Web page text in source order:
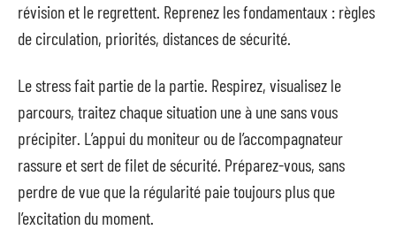
révision et le regrettent. Reprenez les fondamentaux : règles
de circulation, priorités, distances de sécurité.
Le stress fait partie de la partie. Respirez, visualisez le
parcours, traitez chaque situation une à une sans vous
précipiter. L’appui du moniteur ou de l’accompagnateur
rassure et sert de filet de sécurité. Préparez-vous, sans
perdre de vue que la régularité paie toujours plus que
l’excitation du moment.